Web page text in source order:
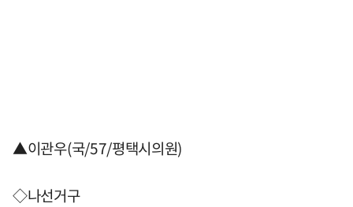
▲이관우(국/57/평택시의원)
◇나선거구